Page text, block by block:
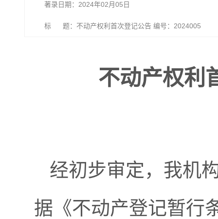
著录日期：2024年02月05日
标 题：不动产权利首次登记公告 编号：2024005
不动产权利
经初步审定，我机
据《不动产登记暂行